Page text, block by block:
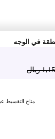
ريال
متاح التقسيط عبر